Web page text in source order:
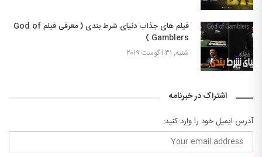
فیلم های جذاب دنیای شرط بندی ( معرفی فیلم God of
Gamblers )
شنبه, ۳۱ آگوست ۲۰۱۹
اشتراک در خبرنامه
آدرس ایمیل خود را وارد کنید: